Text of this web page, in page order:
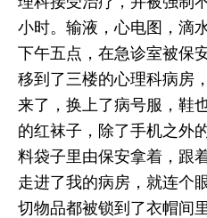
小时。输液，心电图，滴
下午五点，在急诊室被保
移到了三楼的心理科病房
来了，换上了病号服，鞋
的红袜子，除了手机之外
料袋子里由保安拿着，跟
走进了我的病房，就连个
切物品都被锁到了衣帽间